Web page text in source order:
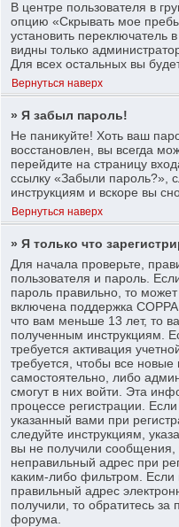
В центре пользователя в
опцию «Скрывать мое
установить переключатель
видны только
Для всех остальных вы
Вернуться наверх
» Я забыл пароль!
Не паникуйте! Хоть ваш
восстановлен, вы всегда
перейдите на страницу
ссылку «Забыли пароль?»,
инструкциям и вскоре вы
Вернуться наверх
» Я только что
Для начала проверьте,
пользователя и пароль.
пароль правильно, то
включена поддержка
что вам меньше 13 лет, то
полученным инструкциям.
требуется активация
требуется, чтобы все
самостоятельно, либо
смогут в них войти. Эта
процессе регистрации.
указанный вами при
следуйте инструкциям,
вы не получили сообщения,
неправильный адрес при
каким-либо фильтром. Если
правильный адрес
получили, то обратитесь
форума.